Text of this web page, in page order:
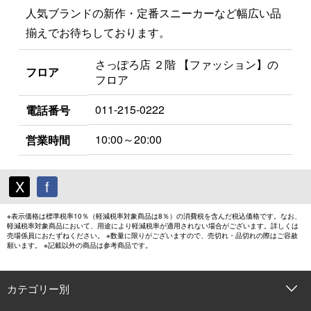
人気ブランドの新作・定番スニーカーなど幅広い品
揃えでお待ちしております。
フロア
さっぽろ店 ２階 【ファッション】の
フロア
電話番号
011-215-0222
営業時間
10:00～20:00
X f
※表示価格は標準税率10％（軽減税率対象商品は8％）の消費税を含んだ税込価格です。なお、
軽減税率対象商品において、用途により軽減税率が適用されない場合がございます。詳しくは
売場係員におたずねください。 ※数量に限りがございますので、売切れ・品切れの際はご容赦
願います。 ※記載以外の商品は参考商品です。
カテゴリー別